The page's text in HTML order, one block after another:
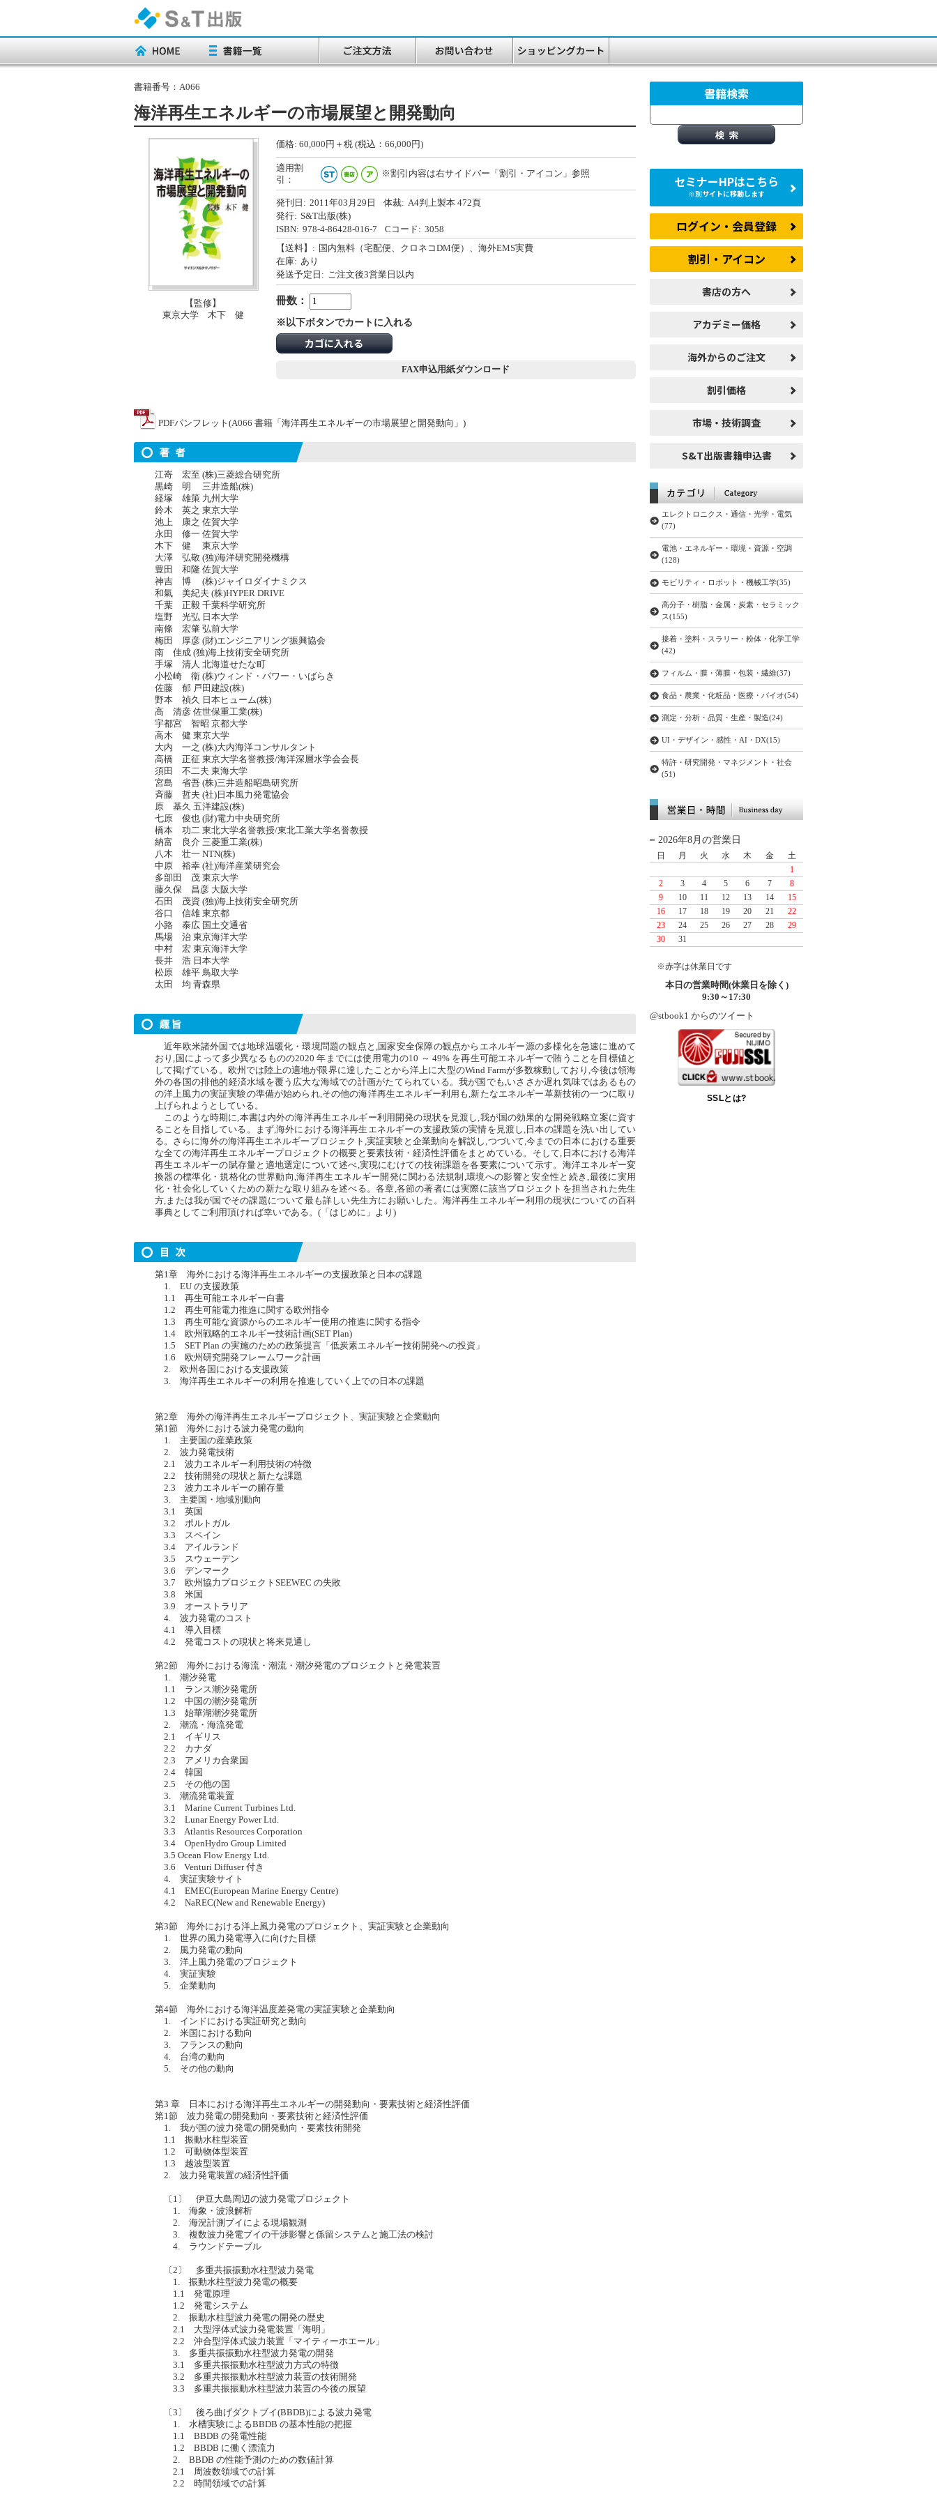
書籍番号： A066
海洋再生エネルギーの市場展望と開発動向
【監修】
東京大学 木下 健
価格: 60,000 円＋税 (税込：66,000円)
適用割
引：
※割引内容は右サイドバー「割引・アイコン」参照
発刊日: 2011年03月29日 体裁: A4判上製本 472頁
発行: S&T出版(株)
ISBN: 978-4-86428-016-7 Cコード: 3058
【送料】: 国内無料（宅配便、クロネコDM便）、海外EMS実費
在庫: あり
発送予定日: ご注文後3営業日以内
冊数：
※以下ボタンでカートに入れる
カゴに入れる
FAX申込用紙ダウンロード
PDFパンフレット(A066 書籍「海洋再生エネルギーの市場展望と開発動向」)
江嵜 宏至 (株)三菱総合研究所
黒崎 明 三井造船(株)
経塚 雄策 九州大学
鈴木 英之 東京大学
池上 康之 佐賀大学
永田 修一 佐賀大学
木下 健 東京大学
大澤 弘敬 (独)海洋研究開発機構
豊田 和隆 佐賀大学
神吉 博 (株)ジャイロダイナミクス
和氣 美紀夫 (株)HYPER DRIVE
千葉 正毅 千葉科学研究所
塩野 光弘 日本大学
南條 宏肇 弘前大学
梅田 厚彦 (財)エンジニアリング振興協会
南 佳成 (独)海上技術安全研究所
手塚 清人 北海道せたな町
小松崎 衞 (株)ウィンド・パワー・いばらき
佐藤 郁 戸田建設(株)
野本 禎久 日本ヒューム(株)
高 清彦 佐世保重工業(株)
宇都宮 智昭 京都大学
高木 健 東京大学
大内 一之 (株)大内海洋コンサルタント
高橋 正征 東京大学名誉教授/海洋深層水学会会長
須田 不二夫 東海大学
宮島 省吾 (株)三井造船昭島研究所
斉藤 哲夫 (社)日本風力発電協会
原 基久 五洋建設(株)
七原 俊也 (財)電力中央研究所
橋本 功二 東北大学名誉教授/東北工業大学名誉教授
納富 良介 三菱重工業(株)
八木 壮一 NTN(株)
中原 裕幸 (社)海洋産業研究会
多部田 茂 東京大学
藤久保 昌彦 大阪大学
石田 茂資 (独)海上技術安全研究所
谷口 信雄 東京都
小路 泰広 国土交通省
馬場 治 東京海洋大学
中村 宏 東京海洋大学
長井 浩 日本大学
松原 雄平 鳥取大学
太田 均 青森県
近年欧米諸外国では地球温暖化・環境問題の観点と,国家安全保障の観点からエネルギー源の多様化を急速に進めて
おり,国によって多少異なるものの2020 年までには使用電力の10 ～ 49% を再生可能エネルギーで賄うことを目標値と
して掲げている。欧州では陸上の適地が限界に達したことから洋上に大型のWind Farmが多数稼動しており,今後は領海
外の各国の排他的経済水域を覆う広大な海域での計画がたてられている。我が国でも,いささか遅れ気味ではあるもの
の洋上風力の実証実験の準備が始められ,その他の海洋再生エネルギー利用も,新たなエネルギー革新技術の一つに取り
上げられようとしている。
このような時期に,本書は内外の海洋再生エネルギー利用開発の現状を見渡し,我が国の効果的な開発戦略立案に資す
ることを目指している。まず,海外における海洋再生エネルギーの支援政策の実情を見渡し,日本の課題を洗い出してい
る。さらに海外の海洋再生エネルギープロジェクト,実証実験と企業動向を解説し,つづいて,今までの日本における重要
な全ての海洋再生エネルギープロジェクトの概要と要素技術・経済性評価をまとめている。そして,日本における海洋
再生エネルギーの賦存量と適地選定について述べ,実現にむけての技術課題を各要素について示す。海洋エネルギー変
換器の標準化・規格化の世界動向,海洋再生エネルギー開発に関わる法規制,環境への影響と安全性と続き,最後に実用
化・社会化していくための新たな取り組みを述べる。各章,各節の著者には実際に該当プロジェクトを担当された先生
方,または我が国でその課題について最も詳しい先生方にお願いした。海洋再生エネルギー利用の現状についての百科
事典としてご利用頂ければ幸いである。(「はじめに」より)
第1章 海外における海洋再生エネルギーの支援政策と日本の課題
1. EU の支援政策
1.1 再生可能エネルギー白書
1.2 再生可能電力推進に関する欧州指令
1.3 再生可能な資源からのエネルギー使用の推進に関する指令
1.4 欧州戦略的エネルギー技術計画(SET Plan)
1.5 SET Plan の実施のための政策提言「低炭素エネルギー技術開発への投資」
1.6 欧州研究開発フレームワーク計画
2. 欧州各国における支援政策
3. 海洋再生エネルギーの利用を推進していく上での日本の課題
第2章 海外の海洋再生エネルギープロジェクト、実証実験と企業動向
第1節 海外における波力発電の動向
1. 主要国の産業政策
2. 波力発電技術
2.1 波力エネルギー利用技術の特徴
2.2 技術開発の現状と新たな課題
2.3 波力エネルギーの腑存量
3. 主要国・地域別動向
3.1 英国
3.2 ポルトガル
3.3 スペイン
3.4 アイルランド
3.5 スウェーデン
3.6 デンマーク
3.7 欧州協力プロジェクトSEEWEC の失敗
3.8 米国
3.9 オーストラリア
4. 波力発電のコスト
4.1 導入目標
4.2 発電コストの現状と将来見通し
第2節 海外における海流・潮流・潮汐発電のプロジェクトと発電装置
1. 潮汐発電
1.1 ランス潮汐発電所
1.2 中国の潮汐発電所
1.3 始華湖潮汐発電所
2. 潮流・海流発電
2.1 イギリス
2.2 カナダ
2.3 アメリカ合衆国
2.4 韓国
2.5 その他の国
3. 潮流発電装置
3.1 Marine Current Turbines Ltd.
3.2 Lunar Energy Power Ltd.
3.3 Atlantis Resources Corporation
3.4 OpenHydro Group Limited
3.5 Ocean Flow Energy Ltd.
3.6 Venturi Diffuser 付き
4. 実証実験サイト
4.1 EMEC(European Marine Energy Centre)
4.2 NaREC(New and Renewable Energy)
第3節 海外における洋上風力発電のプロジェクト、実証実験と企業動向
1. 世界の風力発電導入に向けた目標
2. 風力発電の動向
3. 洋上風力発電のプロジェクト
4. 実証実験
5. 企業動向
第4節 海外における海洋温度差発電の実証実験と企業動向
1. インドにおける実証研究と動向
2. 米国における動向
3. フランスの動向
4. 台湾の動向
5. その他の動向
第3 章 日本における海洋再生エネルギーの開発動向・要素技術と経済性評価
第1節 波力発電の開発動向・要素技術と経済性評価
1. 我が国の波力発電の開発動向・要素技術開発
1.1 振動水柱型装置
1.2 可動物体型装置
1.3 越波型装置
2. 波力発電装置の経済性評価
〔1〕 伊豆大島周辺の波力発電プロジェクト
1. 海象・波浪解析
2. 海況計測ブイによる現場観測
3. 複数波力発電ブイの干渉影響と係留システムと施工法の検討
4. ラウンドテーブル
〔2〕 多重共振振動水柱型波力発電
1. 振動水柱型波力発電の概要
1.1 発電原理
1.2 発電システム
2. 振動水柱型波力発電の開発の歴史
2.1 大型浮体式波力発電装置「海明」
2.2 沖合型浮体式波力装置「マイティーホエール」
3. 多重共振振動水柱型波力発電の開発
3.1 多重共振振動水柱型波力方式の特徴
3.2 多重共振振動水柱型波力装置の技術開発
3.3 多重共振振動水柱型波力装置の今後の展望
〔3〕 後ろ曲げダクトブイ(BBDB)による波力発電
1. 水槽実験によるBBDB の基本性能の把握
1.1 BBDB の発電性能
1.2 BBDB に働く漂流力
2. BBDB の性能予測のための数値計算
2.1 周波数領域での計算
2.2 時間領域での計算
書籍検索
セミナーHPはこちら
※別サイトに移動します
ログイン・会員登録
割引・アイコン
書店の方へ
アカデミー価格
海外からのご注文
割引価格
市場・技術調査
S&T出版書籍申込書
エレクトロニクス・通信・光学・電気
(77)
電池・エネルギー・環境・資源・空調
(128)
モビリティ・ロボット・機械工学(35)
高分子・樹脂・金属・炭素・セラミック
ス(155)
接着・塗料・スラリー・粉体・化学工学
(42)
フィルム・膜・薄膜・包装・繊維(37)
食品・農業・化粧品・医療・バイオ(54)
測定・分析・品質・生産・製造(24)
UI・デザイン・感性・AI・DX(15)
特許・研究開発・マネジメント・社会
(51)
2026年8月の営業日
日 月 火 水 木 金
土
1
2
3 4 5 6 7
8
9
10 11 12 13 14
15
16
17 18 19 20 21
22
23
24 25 26 27 28
29
30
31
※赤字は休業日です
本日の営業時間(休業日を除く)
9:30～17:30
@stbook1 からのツイート
SSLとは?